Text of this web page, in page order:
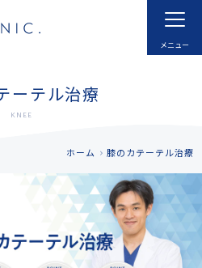
モヤモヤ血管とは
よくあるご質問
FAQ
お知らせ
ーテル治療
KNEE
ホーム 膝のカテーテル治療